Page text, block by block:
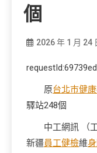
個
2026 年 1 月 24
原台北巿健
驛站248個
中工網訊 （
新疆員工健檢維